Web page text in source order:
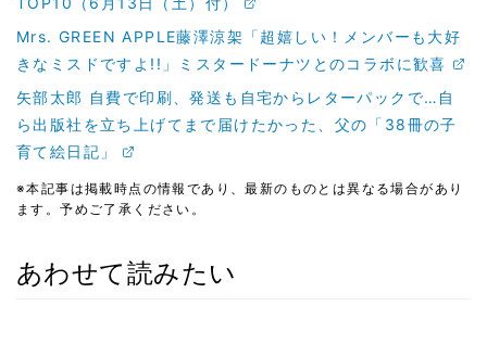
Mrs. GREEN APPLE藤澤涼架「超嬉しい！メンバーも大好
きなミスドですよ!!」ミスタードーナツとのコラボに歓喜
矢部太郎 自費で印刷、発送も自宅からレターパックで…自
ら出版社を立ち上げてまで届けたかった、父の「38冊の子
育て絵日記」
※本記事は掲載時点の情報であり、最新のものとは異なる場合があり
ます。予めご了承ください。
あわせて読みたい